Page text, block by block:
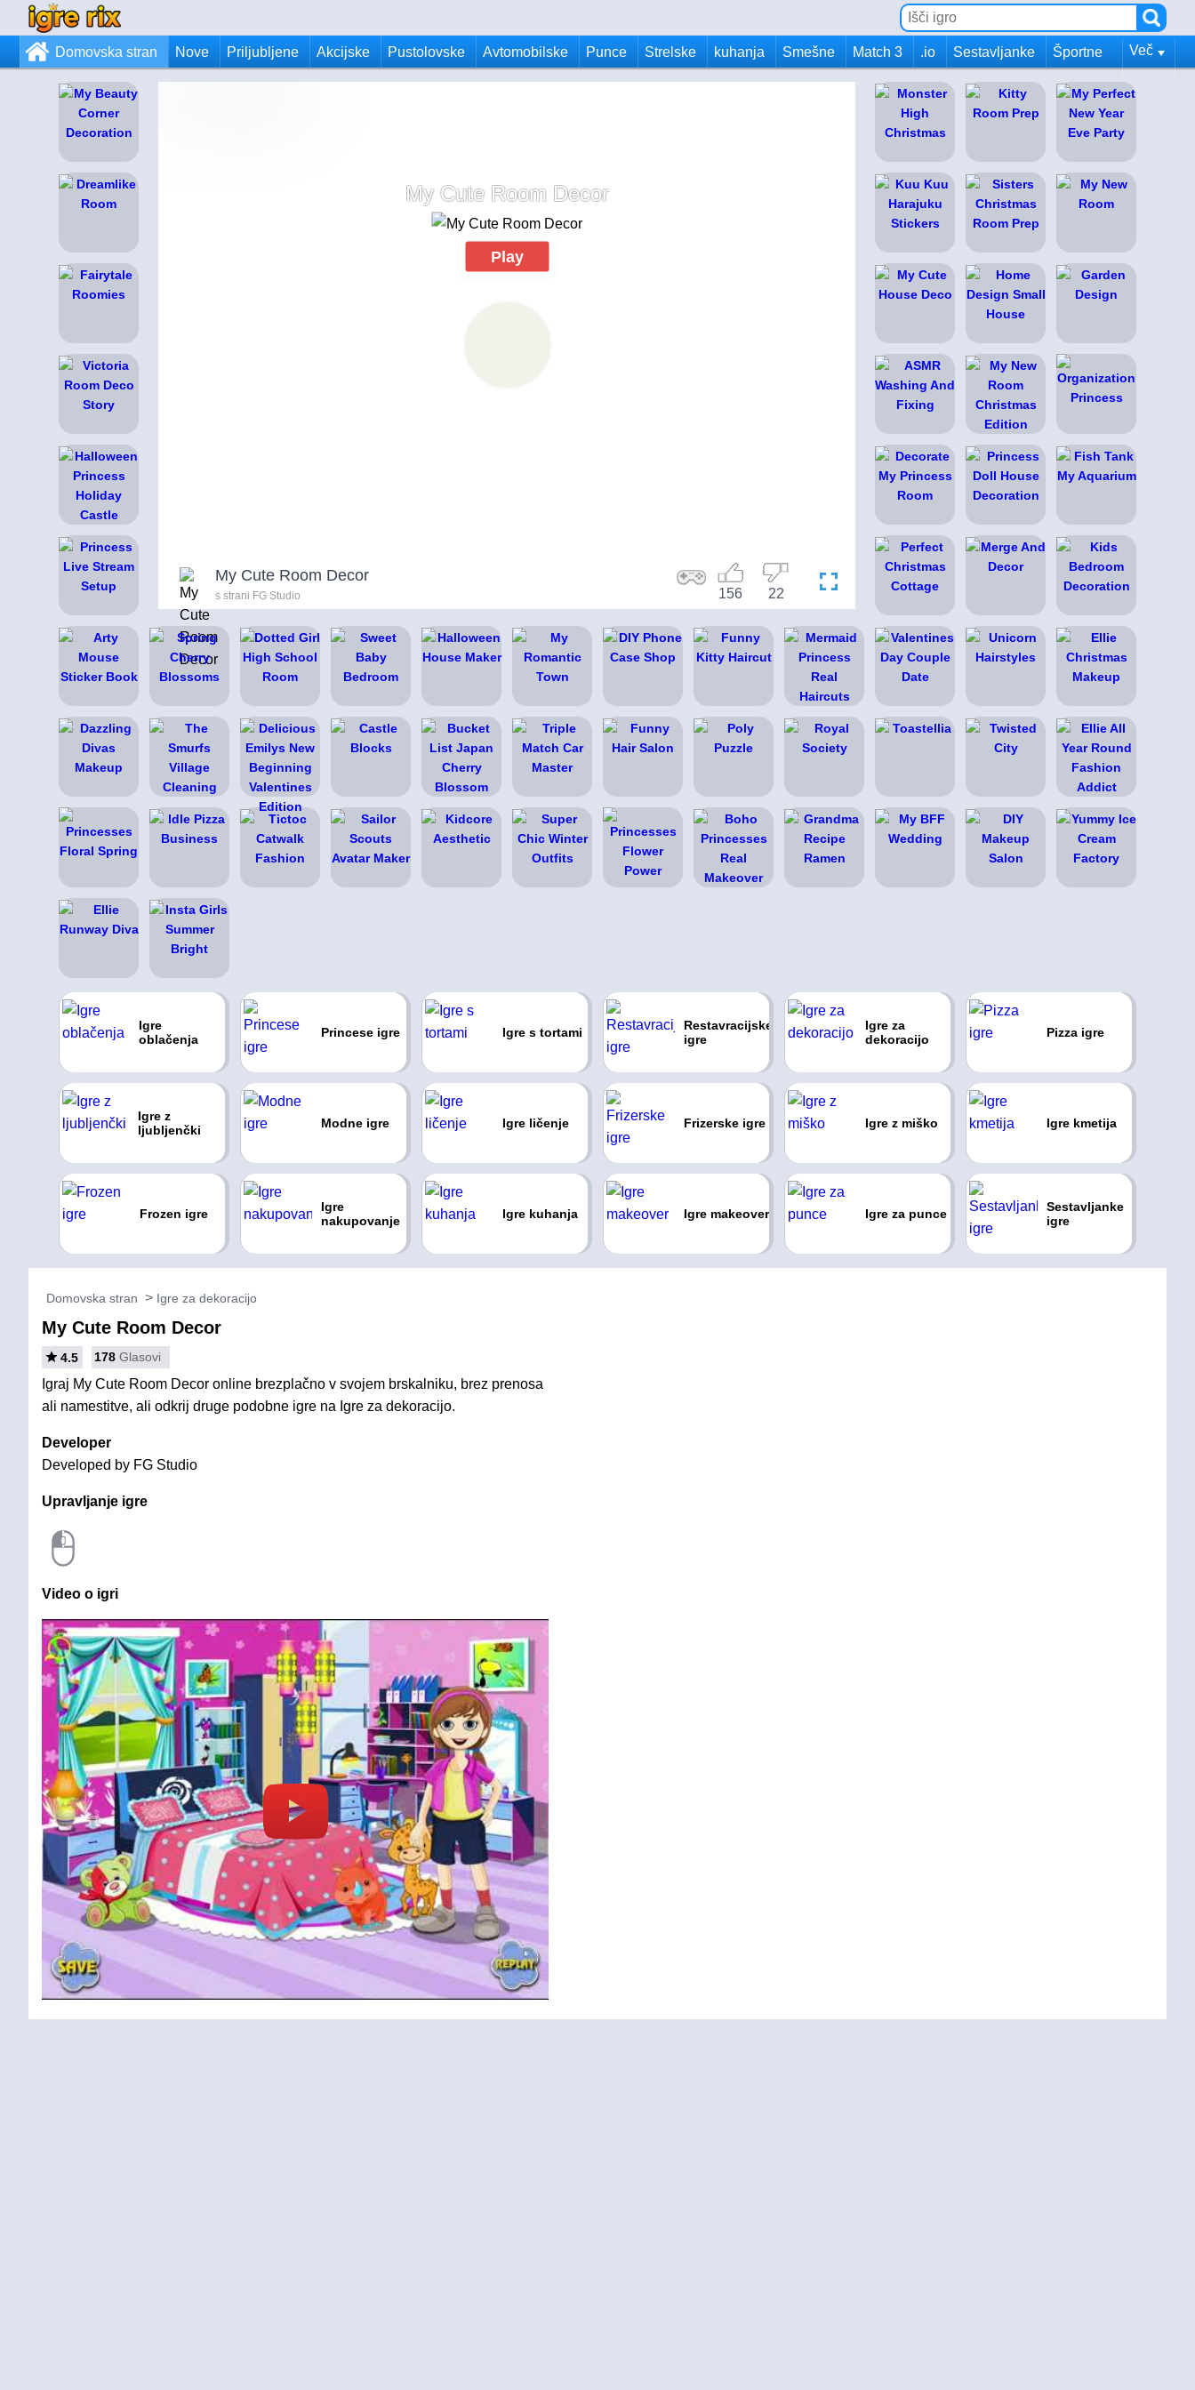
Domovska stran Nove Priljubljene Akcijske Pustolovske Avtomobilske Punce Strelske kuhanja Smešne Match 3 .io Sestavljanke Športne Več
My Cute Room Decor
Play
My Cute Room Decor
s strani FG Studio 22
156
Igre
oblačenja
Princese igre Igre s tortami
Restavracijske
igre
Igre za
dekoracijo
Pizza igre
Igre z
ljubljenčki
Modne igre Igre ličenje Frizerske igre Igre z miško Igre kmetija
Frozen igre
Igre
nakupovanje
Igre kuhanja Igre makeover Igre za punce
Sestavljanke
igre
Domovska stran Igre za dekoracijo
My Cute Room Decor
4.5 178 Glasovi
Igraj My Cute Room Decor online brezplačno v svojem brskalniku, brez prenosa
ali namestitve, ali odkrij druge podobne igre na Igre za dekoracijo.
Developer
Developed by FG Studio
Upravljanje igre
Video o igri